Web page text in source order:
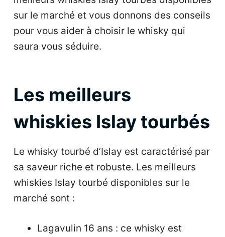
sur le marché et vous donnons des conseils
pour vous aider à choisir le whisky qui
saura vous séduire.
Les meilleurs
whiskies Islay tourbés
Le whisky tourbé d’Islay est caractérisé par
sa saveur riche et robuste. Les meilleurs
whiskies Islay tourbé disponibles sur le
marché sont :
Lagavulin 16 ans : ce whisky est